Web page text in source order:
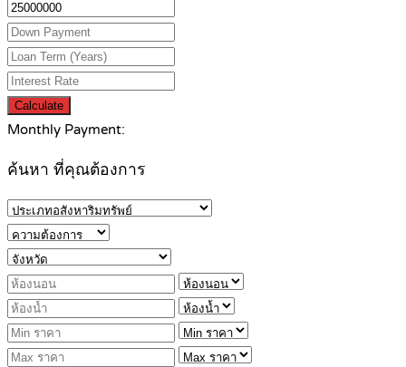
Calculate
Monthly Payment:
ค้นหา ที่คุณต้องการ